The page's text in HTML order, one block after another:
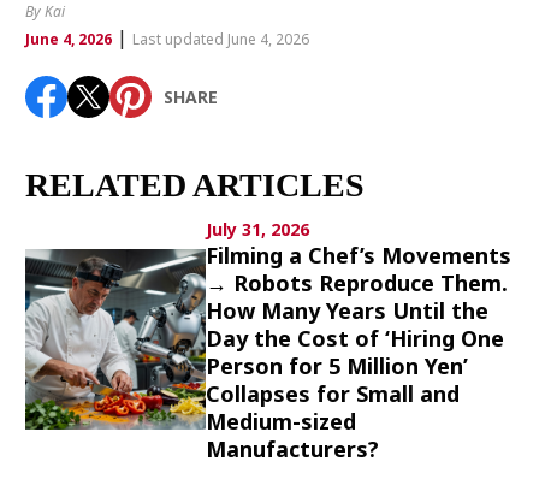
Tech/Science
Society
Environment
Culture
Article List
Popular keywords
By Kai
June 4, 2026| Last updated June 4, 2026
SHARE
RELATED ARTICLES
July 31, 2026
Filming a Chef’s Movements
→ Robots Reproduce Them.
How Many Years Until the
Day the Cost of ‘Hiring One
Person for 5 Million Yen’
Collapses for Small and
Medium-sized
Manufacturers?